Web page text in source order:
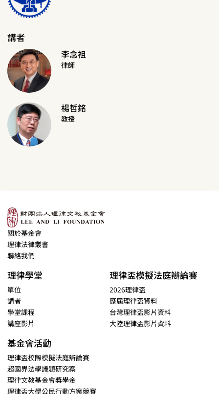
講者
李念祖
律師
楊哲銘
教授
關於基金會
理律法律叢書
聯絡我們
理律學堂
單位
講者
學堂課程
講座影片
理律盃模擬法庭辯論賽
2026理律盃
歷屆理律盃資料
台灣理律盃影片資料
大陸理律盃影片資料
基金會活動
理律盃校際模擬法庭辯論賽
超國界法學議題研究案
理律文教基金會獎學金
理律盃大學公民行動方案競賽